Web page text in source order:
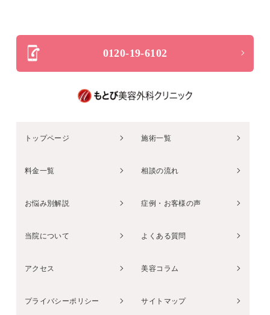
0120-19-6102
トップページ 施術一覧
料金一覧 相談の流れ
お悩み別解説 症例・お客様の声
当院について よくある質問
アクセス 美容コラム
プライバシーポリシー サイトマップ